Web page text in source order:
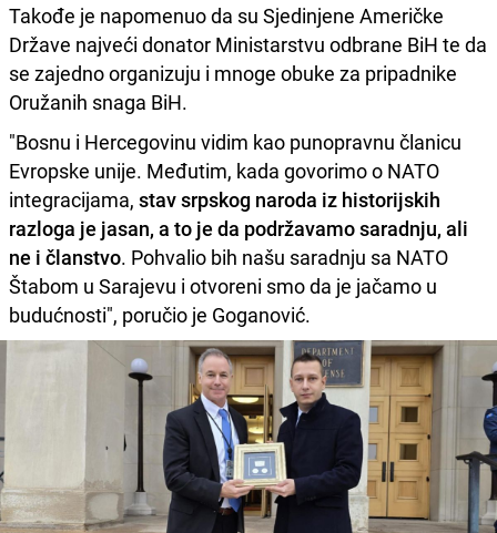
Takođe je napomenuo da su Sjedinjene Američke
Države najveći donator Ministarstvu odbrane BiH te da
se zajedno organizuju i mnoge obuke za pripadnike
Oružanih snaga BiH.
"Bosnu i Hercegovinu vidim kao punopravnu članicu
Evropske unije. Međutim, kada govorimo o NATO
integracijama, stav srpskog naroda iz historijskih
razloga je jasan, a to je da podržavamo saradnju, ali
ne i članstvo. Pohvalio bih našu saradnju sa NATO
Štabom u Sarajevu i otvoreni smo da je jačamo u
budućnosti", poručio je Goganović.